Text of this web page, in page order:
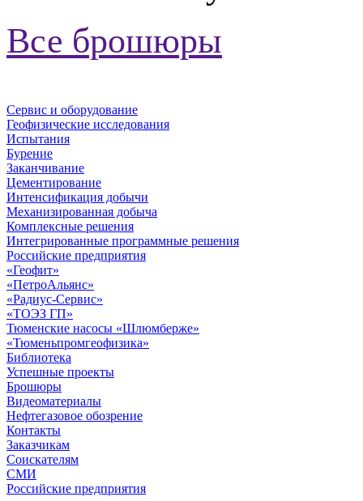
Все брошюры
Сервис и оборудование
Геофизические исследования
Испытания
Бурение
Заканчивание
Цементирование
Интенсификация добычи
Механизированная добыча
Комплексные решения
Интегрированные программные решения
Российские предприятия
«Геофит»
«ПетроАльянс»
«Радиус-Сервис»
«ТОЭЗ ГП»
Тюменские насосы «Шлюмберже»
«Тюменьпромгеофизика»
Библиотека
Успешные проекты
Брошюры
Видеоматериалы
Нефтегазовое обозрение
Контакты
Заказчикам
Соискателям
СМИ
Российские предприятия